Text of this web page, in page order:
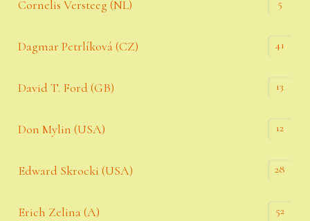
Cornelis Versteeg (NL) 5
Dagmar Petrlíková (CZ) 41
David T. Ford (GB) 13
Don Mylin (USA) 12
Edward Skrocki (USA) 28
Erich Zelina (A) 52